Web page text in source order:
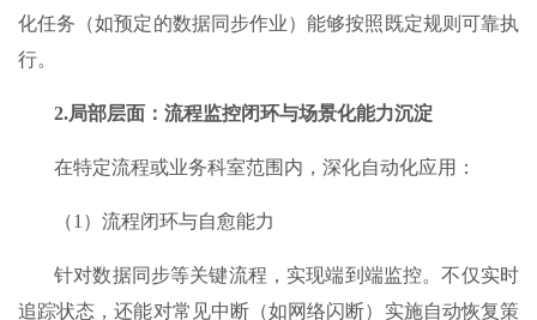
化任务（如预定的数据同步作业）能够按照既定规则可靠执
行。
2.局部层面：流程监控闭环与场景化能力沉淀​
在特定流程或业务科室范围内，深化自动化应用：
（1）流程闭环与自愈能力
针对数据同步等关键流程，实现端到端监控。不仅实时
追踪状态，还能对常见中断（如网络闪断）实施自动恢复策